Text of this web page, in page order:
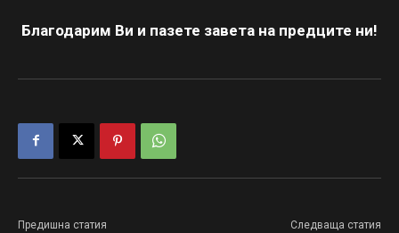
Благодарим Ви и пазете завета на предците ни!
Предишна статия Следваща статия